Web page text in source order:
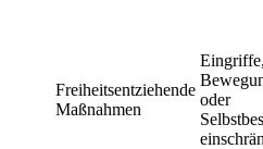
Freiheitsentziehende
Maßnahmen
oder